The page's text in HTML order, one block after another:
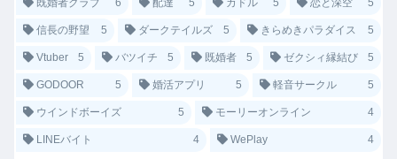
既婚者クラブ 6 配達 5 カドル 5 恋と深空 5
信長の野望 5 ダークテイルズ 5 きらめきパラダイス 5
Vtuber 5 バツイチ 5 既婚者 5 ゼクシィ縁結び 5
GODOOR 5 婚活アプリ 5 軽音サークル 5
ウインドボーイズ 5 モーリーオンライン 4
LINEバイト 4 WePlay 4